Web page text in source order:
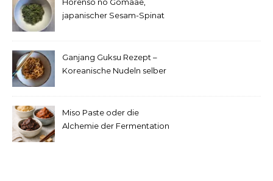
japanischer Sesam-Spinat
Ganjang Guksu Rezept –
Koreanische Nudeln selber
Miso Paste oder die
Alchemie der Fermentation